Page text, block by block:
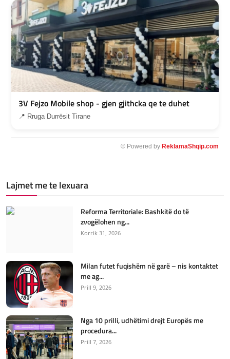
3V Fejzo Mobile shop - gjen gjithcka qe te duhet
📍 Rruga Durrësit Tirane
© Powered by ReklamaShqip.com
Lajmet me te lexuara
Reforma Territoriale: Bashkitë do të
zvogëlohen ng...
Korrik 31, 2026
Milan futet fuqishëm në garë – nis kontaktet
me ag...
Prill 9, 2026
Nga 10 prilli, udhëtimi drejt Europës me
procedura...
Prill 7, 2026